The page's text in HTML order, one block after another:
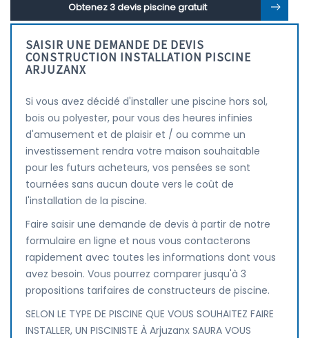
Obtenez 3 devis piscine gratuit
SAISIR UNE DEMANDE DE DEVIS
CONSTRUCTION INSTALLATION PISCINE
ARJUZANX
Si vous avez décidé d'installer une piscine hors sol,
bois ou polyester, pour vous des heures infinies
d'amusement et de plaisir et / ou comme un
investissement rendra votre maison souhaitable
pour les futurs acheteurs, vos pensées se sont
tournées sans aucun doute vers le coût de
l'installation de la piscine.
Faire saisir une demande de devis à partir de notre
formulaire en ligne et nous vous contacterons
rapidement avec toutes les informations dont vous
avez besoin. Vous pourrez comparer jusqu'à 3
propositions tarifaires de constructeurs de piscine.
SELON LE TYPE DE PISCINE QUE VOUS SOUHAITEZ FAIRE
INSTALLER, UN PISCINISTE À Arjuzanx SAURA VOUS